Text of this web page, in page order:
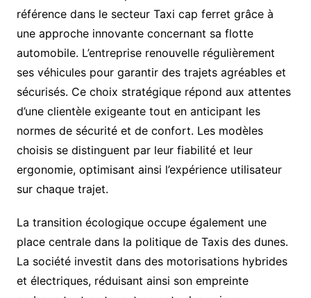
référence dans le secteur Taxi cap ferret grâce à
une approche innovante concernant sa flotte
automobile. L’entreprise renouvelle régulièrement
ses véhicules pour garantir des trajets agréables et
sécurisés. Ce choix stratégique répond aux attentes
d’une clientèle exigeante tout en anticipant les
normes de sécurité et de confort. Les modèles
choisis se distinguent par leur fiabilité et leur
ergonomie, optimisant ainsi l’expérience utilisateur
sur chaque trajet.
La transition écologique occupe également une
place centrale dans la politique de Taxis des dunes.
La société investit dans des motorisations hybrides
et électriques, réduisant ainsi son empreinte